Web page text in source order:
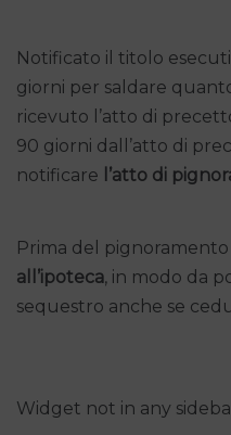
Notificato il titolo
giorni per saldare
ricevuto l’atto di
90 giorni dall’atto di
notificare l’atto di
Prima del pignoramento
all’ipoteca, in modo da
sequestro anche se
Widget not in any